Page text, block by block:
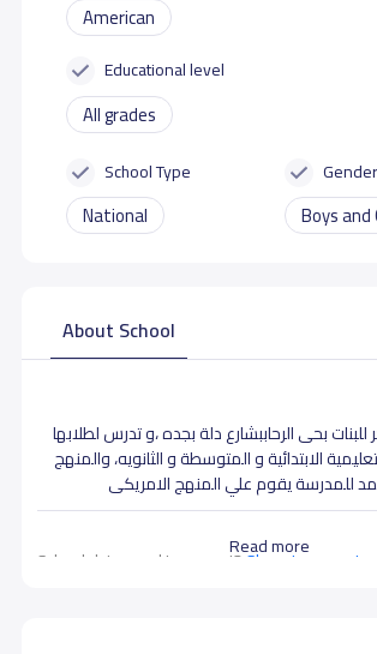
American
Educational level
All grades
School Type
National
Gender
Boys and
About School
Read more
بحى الرحاببشارع دلة بجده ،و تدرس لطلابها
الابتدائية و المتوسطة و الثانويه، والمنهج
School data need to correct?Share to correct